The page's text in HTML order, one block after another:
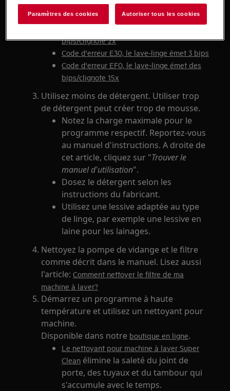
Code d'erreur E10, le lave-linge émet 1
bip/clignote 1x
Code d'erreur E20, le lave-linge émet 2
bips/clignote 2x
Code d'erreur E30, le lave-linge émet 3 bips
Code d'erreur EF0, le lave-linge émet des
bips/clignote 15x
Utilisez moins de détergent. Utiliser trop
de détergent peut créer trop de mousse.
Notez la charge maximale pour le
programme respectif. Reportez-vous
au manuel d'instructions. A droite de
cet article, cliquez sur "Trouver le
manuel d'utilisation".
Dosez le détergent selon les
instructions du fabricant.
Utilisez une lessive adaptée au type
de linge, par exemple une lessive en
laine pour les lainages.
Nettoyez la pompe de vidange et le filtre
comme décrit dans le manuel. Lisez aussi
l'article:Comment nettoyer le filtre de ma
machine à laver?
Démarrez un programme à haute
température et utilisez un nettoyant pour
machine.
Disponible dans notre boutique en ligne.
Le nettoyant pour machine à laver Super
Clean élimine la saleté du joint de
porte, des tuyaux et du tambour qui
s'accumule avec le temps.
Paramètres des cookies Autoriser tous les cookies